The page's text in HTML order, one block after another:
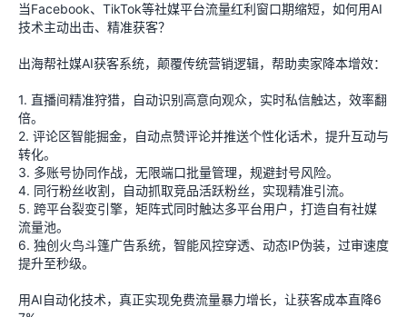
当Facebook、TikTok等社媒平台流量红利窗口期缩短，如何用AI
技术主动出击、精准获客？
出海帮社媒AI获客系统，颠覆传统营销逻辑，帮助卖家降本增效：
1. 直播间精准狩猎，自动识别高意向观众，实时私信触达，效率翻
倍。
2. 评论区智能掘金，自动点赞评论并推送个性化话术，提升互动与
转化。
3. 多账号协同作战，无限端口批量管理，规避封号风险。
4. 同行粉丝收割，自动抓取竞品活跃粉丝，实现精准引流。
5. 跨平台裂变引擎，矩阵式同时触达多平台用户，打造自有社媒
流量池。
6. 独创火鸟斗篷广告系统，智能风控穿透、动态IP伪装，过审速度
提升至秒级。
用AI自动化技术，真正实现免费流量暴力增长，让获客成本直降6